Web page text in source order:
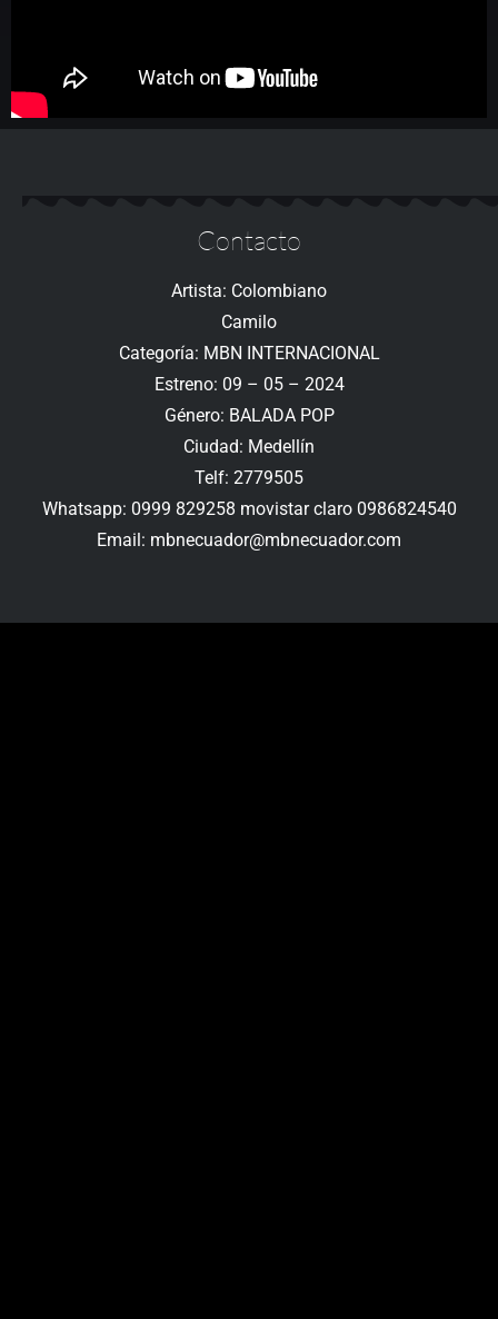
Contacto
Artista: Colombiano
Camilo
Categoría: MBN INTERNACIONAL
Estreno: 09 – 05 – 2024
Género: BALADA POP
Ciudad: Medellín
Telf: 2779505
Whatsapp: 0999 829258 movistar claro 0986824540
Email: mbnecuador@mbnecuador.com